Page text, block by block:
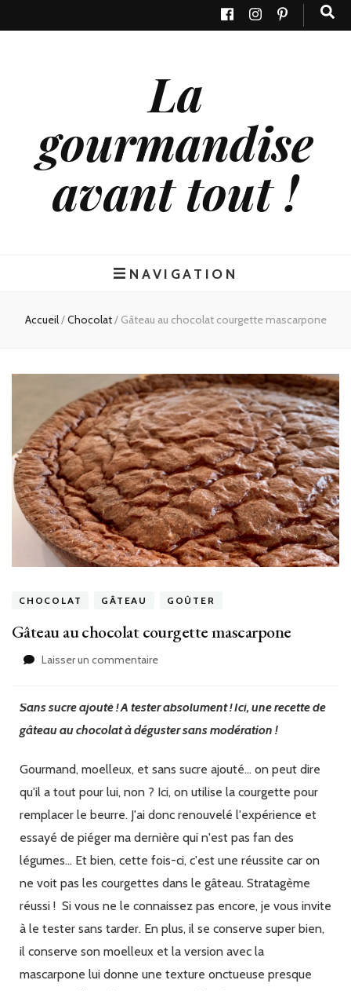
La
gourmandise
avant tout !
NAVIGATION
Accueil/Chocolat/ Gâteau au chocolat courgette mascarpone
CHOCOLAT GÂTEAU GOÛTER
Gâteau au chocolat courgette mascarpone
Laisser un commentairesur
chocolat
courgette
Sans sucre ajouté ! A tester absolument ! Ici, une recette de
gâteau au chocolat à déguster sans modération !
Gourmand, moelleux, et sans sucre ajouté... on peut dire
qu'il a tout pour lui, non ? Ici, on utilise la courgette pour
remplacer le beurre. J'ai donc renouvelé l'expérience et
essayé de piéger ma dernière qui n'est pas fan des
légumes... Et bien, cette fois-ci, c'est une réussite car on
ne voit pas les courgettes dans le gâteau. Stratagème
réussi ! Si vous ne le connaissez pas encore, je vous invite
à le tester sans tarder. En plus, il se conserve super bien,
il conserve son moelleux et la version avec la
mascarpone lui donne une texture onctueuse presque